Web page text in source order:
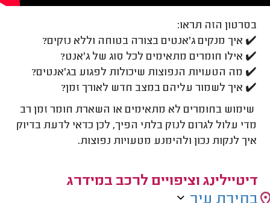
בסרטון הזה תראו:
✔️ איך מנקים ג'אנטים בצורה בטוחה וללא נזקים?
✔️ אילו חומרים מתאימים לכל סוג של ג'אנט?
✔️ מה הטעויות הנפוצות שיכולות לפגוע בג'אנטים?
✔️ איך לשמור עליהם במצב חדש לאורך זמן?
שימוש בחומרים לא מתאימים או השארת חומר זמן רב
מדי עלול לגרום לנזק בלתי הפיך, לכן כדאי לדעת בדיוק
איך לנקות נכון ולהימנע מטעויות נפוצות.
דיטיילינג וציפויים לרכב במידרג